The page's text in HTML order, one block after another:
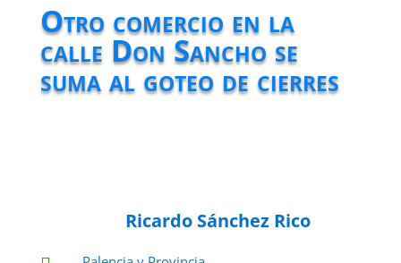
Otro comercio en la
calle Don Sancho se
suma al goteo de cierres
Ricardo Sánchez Rico